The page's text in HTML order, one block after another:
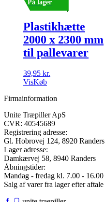
På lager
Plastikhætte
2000 x 2300 mm
til pallevarer
39,95 kr.
VisKøb
Firmainformation
Unite Træpiller ApS
CVR: 40545689
Registrering adresse:
Gl. Hobrovej 124, 8920 Randers
Lager adresse:
Damkærvej 58, 8940 Randers
Åbningstider:
Mandag - fredag kl. 7.00 - 16.00
Salg af varer fra lager efter aftale